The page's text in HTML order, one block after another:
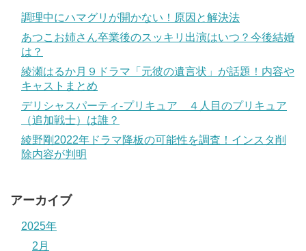
調理中にハマグリが開かない！原因と解決法
あつこお姉さん卒業後のスッキリ出演はいつ？今後結婚
は？
綾瀬はるか月９ドラマ「元彼の遺言状」が話題！内容や
キャストまとめ
デリシャスパーティ-プリキュア ４人目のプリキュア
（追加戦士）は誰？
綾野剛2022年ドラマ降板の可能性を調査！インスタ削
除内容が判明
アーカイブ
2025年
2月